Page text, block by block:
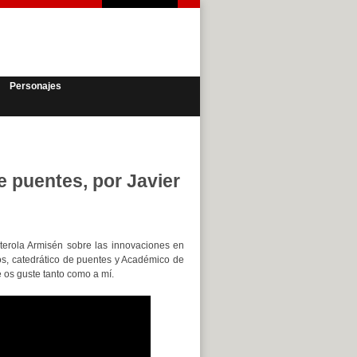
Personajes
puentes, por Javier
Armisén sobre las innovaciones en
catedrático de puentes y Académico de
guste tanto como a mí.